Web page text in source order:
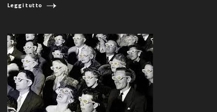
Leggi tutto